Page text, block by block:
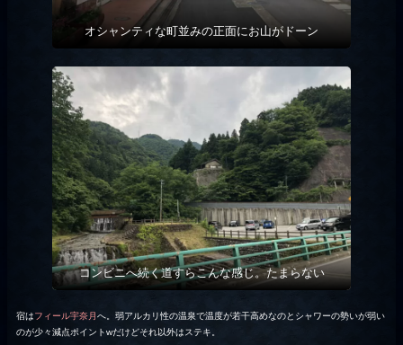
オシャンティな町並みの正面にお山がドーン
コンビニへ続く道すらこんな感じ。たまらない
宿はフィール宇奈月へ。弱アルカリ性の温泉で温度が若干高めなのとシャワーの勢いが弱い
のが少々減点ポイントwだけどそれ以外はステキ。